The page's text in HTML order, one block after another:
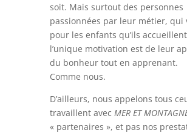
soit. Mais surtout des personnes
passionnées par leur métier, qui
pour les enfants qu’ils
l’unique motivation est de leur
du bonheur tout en apprenant.
Comme nous.
D’ailleurs, nous appelons tous
travaillent avec MER ET
« partenaires », et pas nos